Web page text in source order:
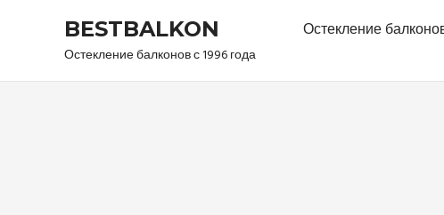
BESTBALKON
Остекление балконов с 1996 года
Остекление